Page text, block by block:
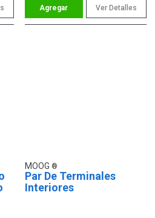
Ver Detalles
MOOG
Par De Terminales
Interiores